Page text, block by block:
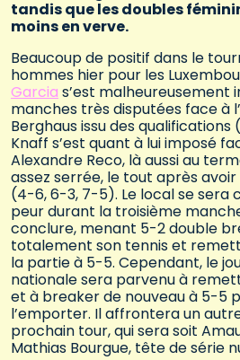
tandis que les doubles
moins en verve.
Beaucoup de positif dans le
hommes hier pour les
Garcia s’est malheureusement
manches très disputées face à
Berghaus issu des
Knaff s’est quant à lui imposé
Alexandre Reco, là aussi au
assez serrée, le tout après
(4-6, 6-3, 7-5). Le local se
peur durant la troisième
conclure, menant 5-2 double
totalement son tennis et
la partie à 5-5. Cependant, le
nationale sera parvenu à
et à breaker de nouveau à 5-5
l’emporter. Il affrontera un
prochain tour, qui sera soit
Mathias Bourgue, tête de série